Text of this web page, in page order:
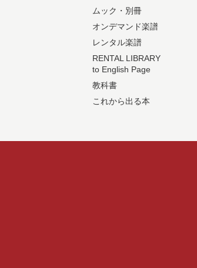
ムック・別冊
オンデマンド楽譜
レンタル楽譜
RENTAL LIBRARY
to English Page
教科書
これから出る本